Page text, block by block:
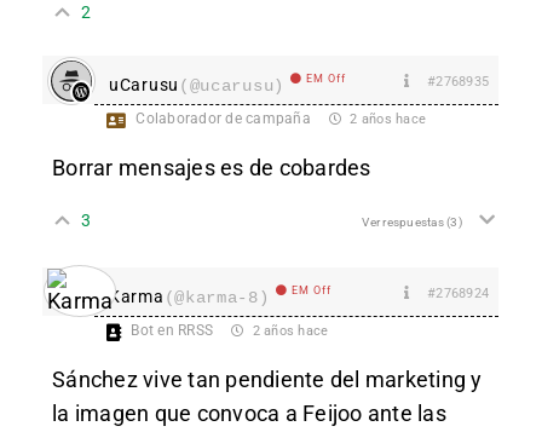
2
uCarusu (@ucarusu) EM Off #2768935
Colaborador de campaña 2 años hace
Borrar mensajes es de cobardes
3 Ver respuestas(3)
Karma (@karma-8) EM Off #2768924
Bot en RRSS 2 años hace
Sánchez vive tan pendiente del marketing y
la imagen que convoca a Feijoo ante las